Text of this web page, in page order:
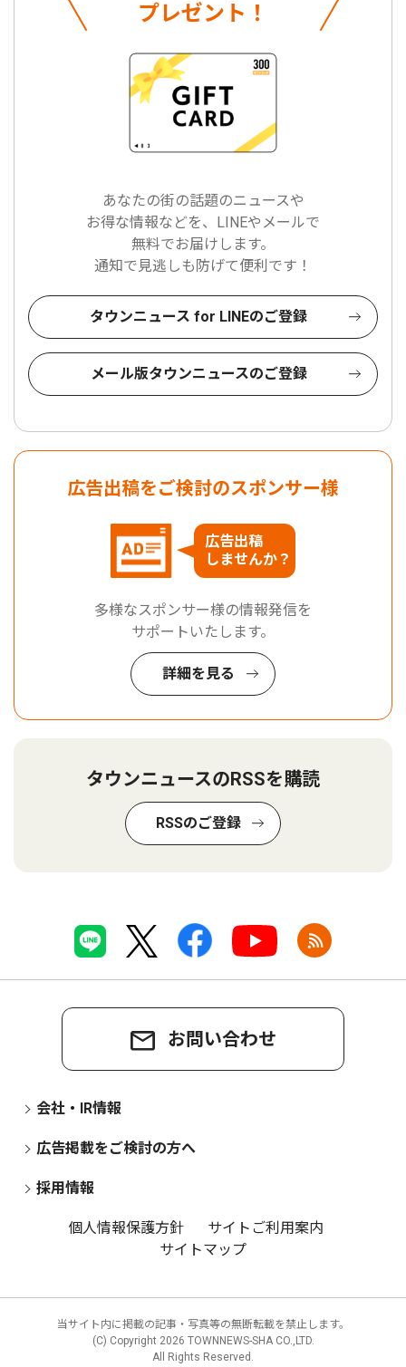
プレゼント！
あなたの街の話題のニュースや
お得な情報などを、LINEやメールで
無料でお届けします。
通知で見逃しも防げて便利です！
タウンニュース for LINEのご登録
メール版タウンニュースのご登録
広告出稿をご検討のスポンサー様
広告出稿
しませんか？
多様なスポンサー様の情報発信を
サポートいたします。
詳細を見る
タウンニュースのRSSを購読
RSSのご登録
お問い合わせ
会社・IR情報
広告掲載をご検討の方へ
採用情報
個人情報保護方針
サイトご利用案内
サイトマップ
当サイト内に掲載の記事・写真等の無断転載を禁止します。
(C) Copyright 2026 TOWNNEWS-SHA CO.,LTD.
All Rights Reserved.